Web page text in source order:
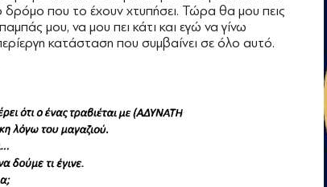
που το έχουν χτυπήσει. Τώρα θα μου πεις
μου, να μου πει κάτι και εγώ να γίνω
κατάσταση που συμβαίνει σε όλο αυτό.